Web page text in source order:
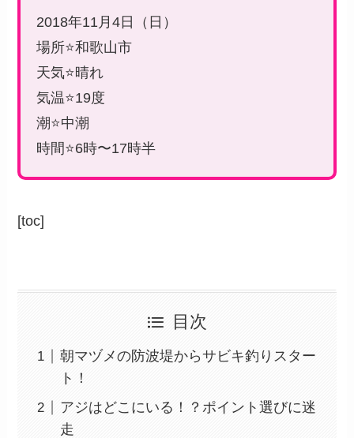
2018年11月4日（日）
場所⭐️和歌山市
天気⭐️晴れ
気温⭐️19度
潮⭐️中潮
時間⭐️6時〜17時半
[toc]
目次
朝マヅメの防波堤からサビキ釣りスター
ト！
アジはどこにいる！？ポイント選びに迷
走